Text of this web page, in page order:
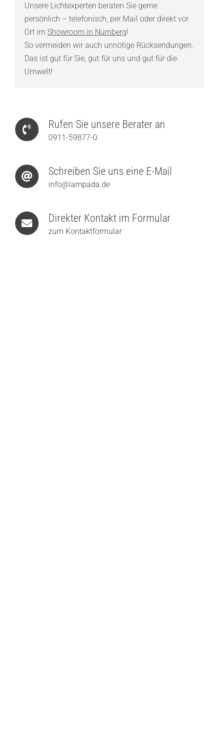
Unsere Lichtexperten beraten Sie gerne
persönlich – telefonisch, per Mail oder direkt vor
Ort im Showroom in Nürnberg!
So vermeiden wir auch unnötige Rücksendungen.
Das ist gut für Sie, gut für uns und gut für die
Umwelt!
Rufen Sie unsere Berater an
0911-59877-0
Schreiben Sie uns eine E-Mail
info@lampada.de
Direkter Kontakt im Formular
zum Kontaktformular